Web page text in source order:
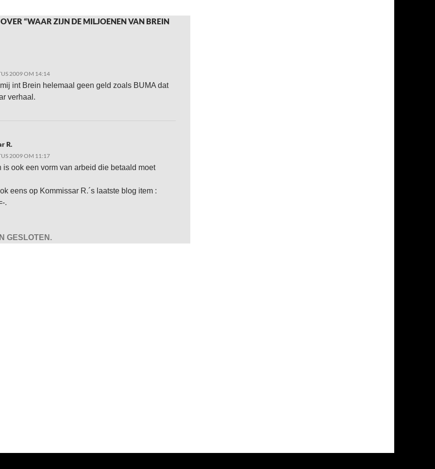
“WAAR ZIJN DE MILJOENEN VAN BREIN
2009 OM 14:14
int Brein helemaal geen geld zoals BUMA dat
verhaal.
R.
2009 OM 11:17
is ook een vorm van arbeid die betaald moet
eens op Kommissar R.´s laatste blog item :
.
GESLOTEN.